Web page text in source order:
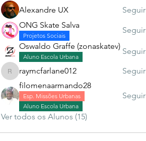
Alexandre UX
Seguir
ONG Skate Salva
Projetos Sociais
Seguir
Oswaldo Graffe (zonaskatev)
Aluno Escola Urbana
Seguir
raymcfarlane012
raymcfarlane012
Seguir
filomenaarmando28
Esp. Missões Urbanas
Aluno Escola Urbana
Seguir
Ver todos os Alunos (15)